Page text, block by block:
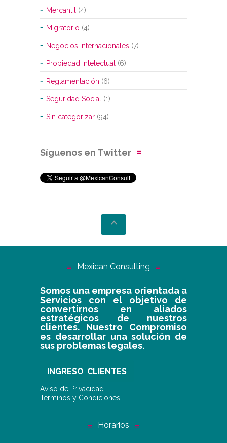
Mercantil (4)
Migratorio (4)
Negocios Internacionales (7)
Propiedad Intelectual (6)
Reglamentación (6)
Seguridad Social (1)
Sin categorizar (94)
Síguenos en Twitter
Mexican Consulting
Somos una empresa orientada a
Servicios con el objetivo de
convertirnos en aliados
estratégicos de nuestros
clientes. Nuestro Compromiso
es desarrollar una solución de
sus problemas legales.
INGRESO CLIENTES
Aviso de Privacidad
Términos y Condiciones
Horarios